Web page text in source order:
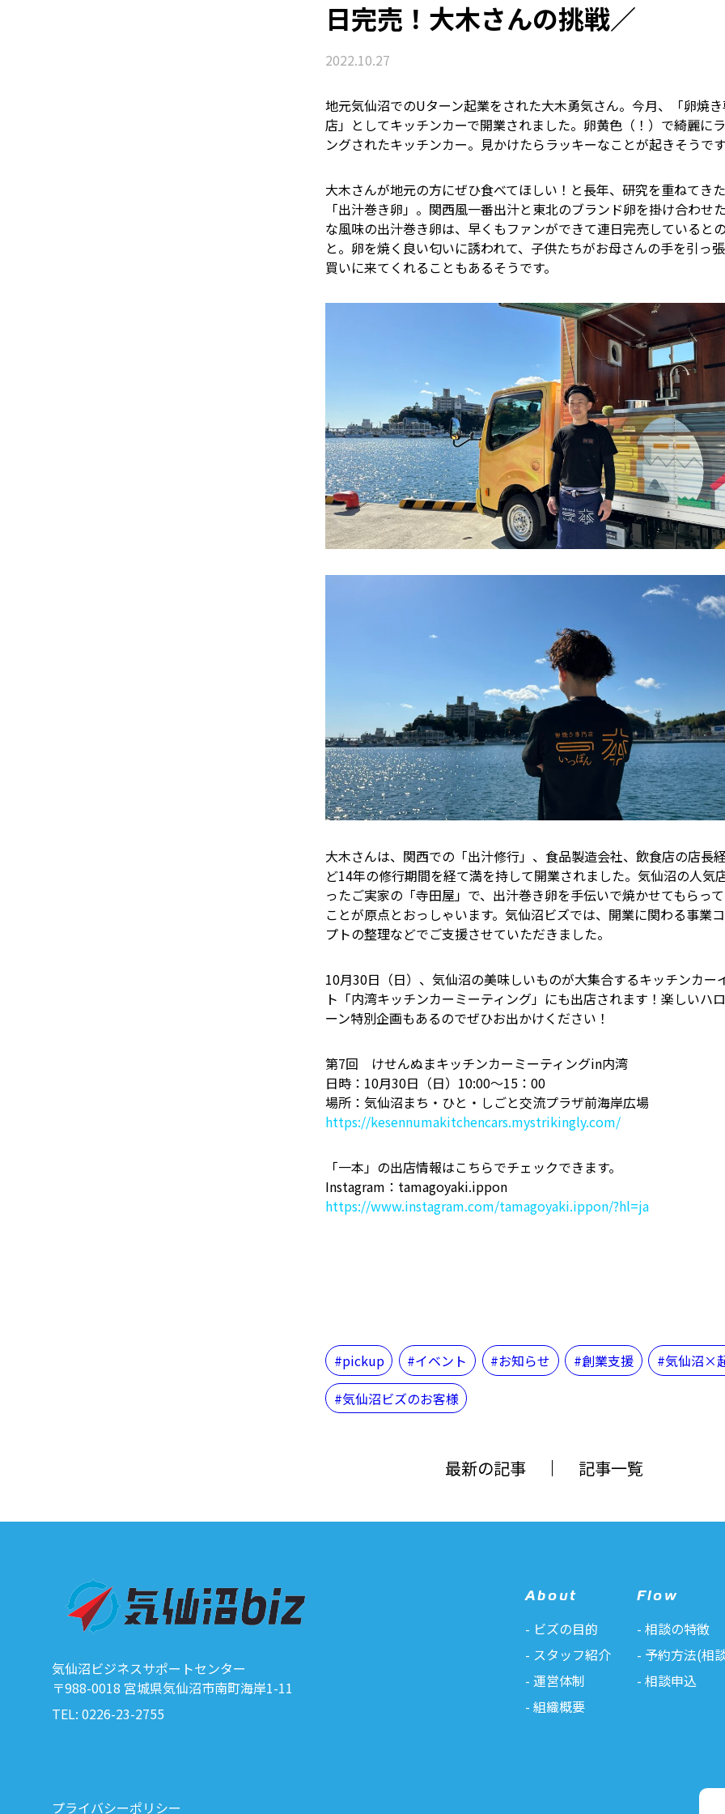
日完売！大木さんの挑戦／
2022.10.27
地元気仙沼でのUターン起業をされた大木勇気さん。今月、「卵焼
店」としてキッチンカーで開業されました。卵黄色（！）で綺麗に
ングされたキッチンカー。見かけたらラッキーなことが起きそうで
大木さんが地元の方にぜひ食べてほしい！と長年、研究を重ねてき
「出汁巻き卵」。関西風一番出汁と東北のブランド卵を掛け合わせ
な風味の出汁巻き卵は、早くもファンができて連日完売していると
と。卵を焼く良い匂いに誘われて、子供たちがお母さんの手を引っ
買いに来てくれることもあるそうです。
大木さんは、関西での「出汁修行」、食品製造会社、飲食店の店長
ど14年の修行期間を経て満を持して開業されました。気仙沼の人気
ったご実家の「寺田屋」で、出汁巻き卵を手伝いで焼かせてもらっ
ことが原点とおっしゃいます。気仙沼ビズでは、開業に関わる事業
プトの整理などでご支援させていただきました。
10月30日（日）、気仙沼の美味しいものが大集合するキッチンカー
ト「内湾キッチンカーミーティング」にも出店されます！楽しいハ
ーン特別企画もあるのでぜひお出かけください！
第7回 けせんぬまキッチンカーミーティングin内湾
日時：10月30日（日）10:00～15：00
場所：気仙沼まち・ひと・しごと交流プラザ前海岸広場
https://kesennumakitchencars.mystrikingly.com/
「一本」の出店情報はこちらでチェックできます。
Instagram：tamagoyaki.ippon
https://www.instagram.com/tamagoyaki.ippon/?hl=ja
pickup イベント お知らせ 創業支援
気仙沼×
気仙沼ビズのお客様
最新の記事 記事一覧
気仙沼ビジネスサポートセンター
〒988-0018 宮城県気仙沼市南町海岸1-11
TEL: 0226-23-2755
About
ビズの目的
スタッフ紹介
運営体制
組織概要
Flow
相談の特徴
予約方法(相
相談申込
プライバシーポリシー